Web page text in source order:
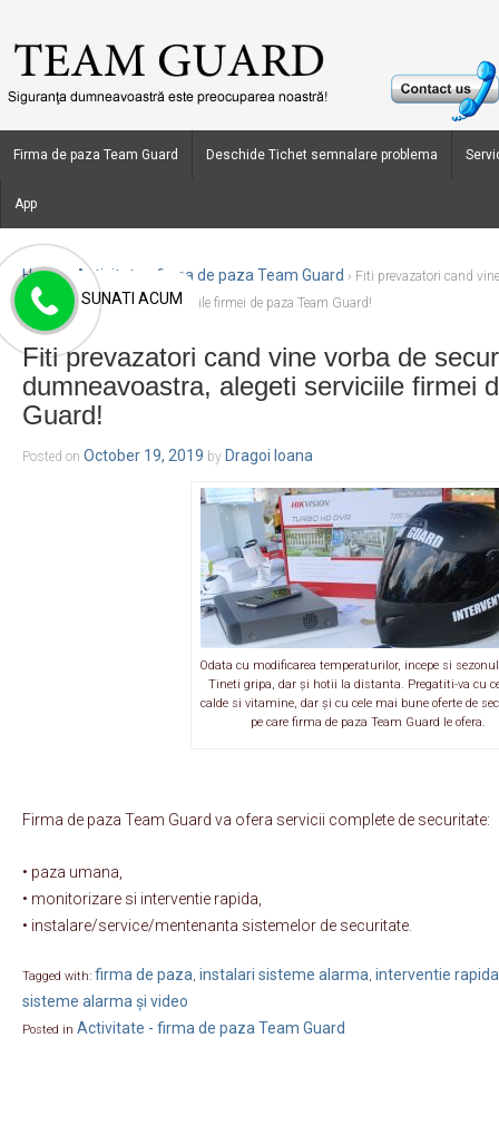
Firma de paza Team Guard Deschide Tichet semnalare problema
App
Home › Activitate - firma de paza Team Guard › Fiti prevazatori cand
dumneavoastra, alegeti serviciile firmei de paza Team Guard!
Fiti prevazatori cand vine vorba de
dumneavoastra, alegeti serviciile firmei
Guard!
Posted on October 19, 2019 by Dragoi Ioana
Odata cu modificarea temperaturilor, incepe si
Tineti gripa, dar și hotii la distanta. Pregatiti-va cu
calde si vitamine, dar și cu cele mai bune oferte de
pe care firma de paza Team Guard le ofera.
Firma de paza Team Guard va ofera servicii complete de securitate:
• paza umana,
• monitorizare si interventie rapida,
• instalare/service/mentenanta sistemelor de securitate.
Tagged with: firma de paza, instalari sisteme alarma, interventie rapida
sisteme alarma și video
Posted in Activitate - firma de paza Team Guard
SUNATI ACUM